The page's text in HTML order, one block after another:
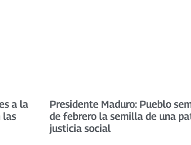
a la
las
Presidente Maduro: Pueblo
de febrero la semilla de una
justicia social